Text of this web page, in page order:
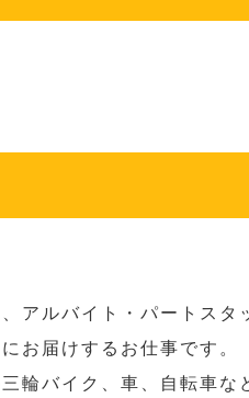
アルバイト・パートス
お届けするお仕事です。
輪バイク、車、自転車